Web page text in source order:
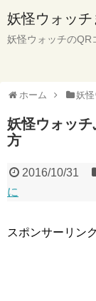
妖怪ウォッチ
妖怪ウォッチのQR
ホーム 妖
妖怪ウォッ
方
2016/10/31
に
スポンサーリンク